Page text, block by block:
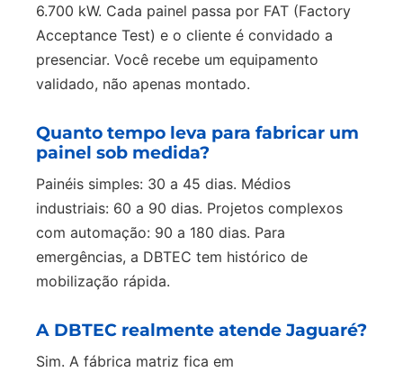
6.700 kW. Cada painel passa por FAT (Factory
Acceptance Test) e o cliente é convidado a
presenciar. Você recebe um equipamento
validado, não apenas montado.
Quanto tempo leva para fabricar um
painel sob medida?
Painéis simples: 30 a 45 dias. Médios
industriais: 60 a 90 dias. Projetos complexos
com automação: 90 a 180 dias. Para
emergências, a DBTEC tem histórico de
mobilização rápida.
A DBTEC realmente atende Jaguaré?
Sim. A fábrica matriz fica em